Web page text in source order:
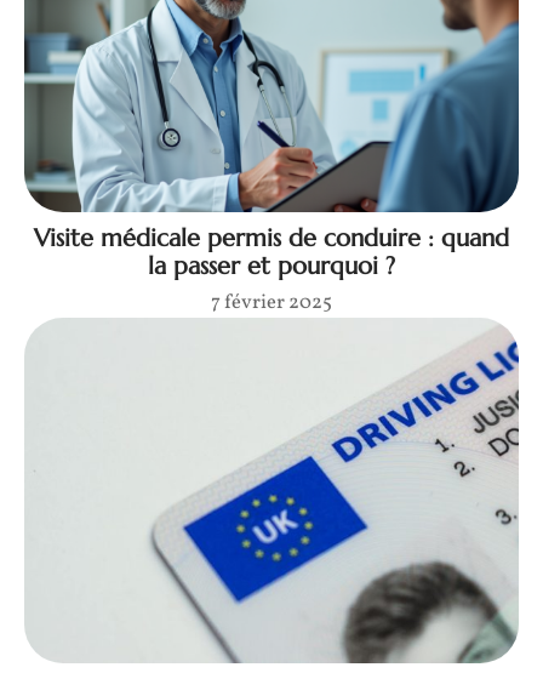
Visite médicale permis de conduire : quand
la passer et pourquoi ?
7 février 2025